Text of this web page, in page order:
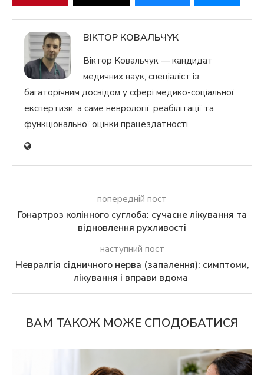
ВІКТОР КОВАЛЬЧУК
Віктор Ковальчук — кандидат
медичних наук, спеціаліст із
багаторічним досвідом у сфері медико-соціальної
експертизи, а саме неврології, реабілітації та
функціональної оцінки працездатності.
попередній пост
Гонартроз колінного суглоба: сучасне лікування та
відновлення рухливості
наступний пост
Невралгія сідничного нерва (запалення): симптоми,
лікування і вправи вдома
ВАМ ТАКОЖ МОЖЕ СПОДОБАТИСЯ